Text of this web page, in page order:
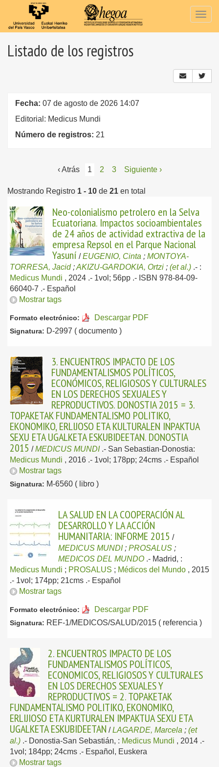
Listado de los registros
Fecha: 07 de agosto de 2026 14:07
Editorial: Medicus Mundi
Número de registros: 21
‹ Atrás 1 2 3 Siguiente ›
Mostrando Registro 1 - 10 de 21 en total
Neo-colonialismo petrolero en la Selva
Ecuatoriana. Impactos socioambientales
de 24 años de actividad extractiva de la
empresa Repsol en el Parque Nacional
Yasuní /EUGENIO, Cinta ; MONTOYA-
TORRESA, Jacid;AKIZU-GARDOKIA, Ortzi ; (et al.) .- :
Medicus Mundi , 2024 .- 1vol; 56pp .- ISBN 978-84-09-
66040-7 .- Español
Mostrar tags
Formato electrónico: Descargar PDF
Signatura: D-2997 ( documento )
3. ENCUENTROS IMPACTO DE LOS
FUNDAMENTALISMOS POLÍTICOS,
ECONÓMICOS, RELIGIOSOS Y CULTURALES
EN LOS DERECHOS SEXUALES Y
REPRODUCTIVOS. DONOSTIA 2015 = 3.
TOPAKETAK FUNDAMENTALISMO POLITIKO,
EKONOMIKO, ERLIJOSO ETA KULTURALEN INPAKTUA
SEXU ETA UGALKETA ESKUBIDEETAN. DONOSTIA
2015 /MEDICUS MUNDI .- San Sebastian-Donostia:
Medicus Mundi , 2016 .- 1vol; 178pp; 24cms .- Español
Mostrar tags
Signatura: M-6560 ( libro )
LA SALUD EN LA COOPERACIÓN AL
DESARROLLO Y LA ACCIÓN
HUMANITARIA: INFORME 2015 /
MEDICUS MUNDI; PROSALUS ;
MEDICOS DEL MUNDO .- Madrid, :
Medicus Mundi ; PROSALUS ; Médicos del Mundo , 2015
.- 1vol; 174pp; 21cms .- Español
Mostrar tags
Formato electrónico: Descargar PDF
Signatura: REF-1/MEDICOS/SALUD/2015 ( referencia )
2. ENCUENTROS IMPACTO DE LOS
FUNDAMENTALISMOS POLÍTICOS,
ECONOMICOS, RELIGIOSOS Y CULTURALES
EN LOS DERECHOS SEXUALES Y
REPRODUCTIVOS = 2. TOPAKETAK
FUNDAMENTALISMO POLITIKO, EKONOMIKO,
ERLIJIOSO ETA KURTURALEN IMPAKTUA SEXU ETA
UGALKETA ESKUBIDEETAN /LAGARDE, Marcela ; (et
al.) .- Donostia-San Sebastián, : Medicus Mundi , 2014 .-
1vol; 184pp; 24cms .- Español, Euskera
Mostrar tags